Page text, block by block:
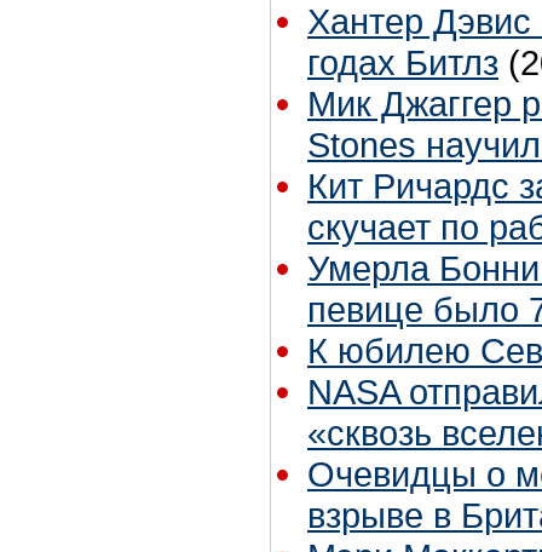
Хантер Дэвис
годах Битлз
Мик Джаггер
Stones
Кит Ричардс
скучает по
Умерла
певице было
К юбилею
NASA
«сквозь
Очевидцы о
взрыве в